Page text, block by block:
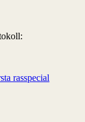
rasspecial